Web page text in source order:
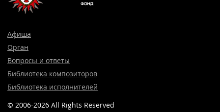
Афиша
Орган
Вопросы и ответы
Библиотека композиторов
Библиотека исполнителей
© 2006-2026 All Rights Reserved